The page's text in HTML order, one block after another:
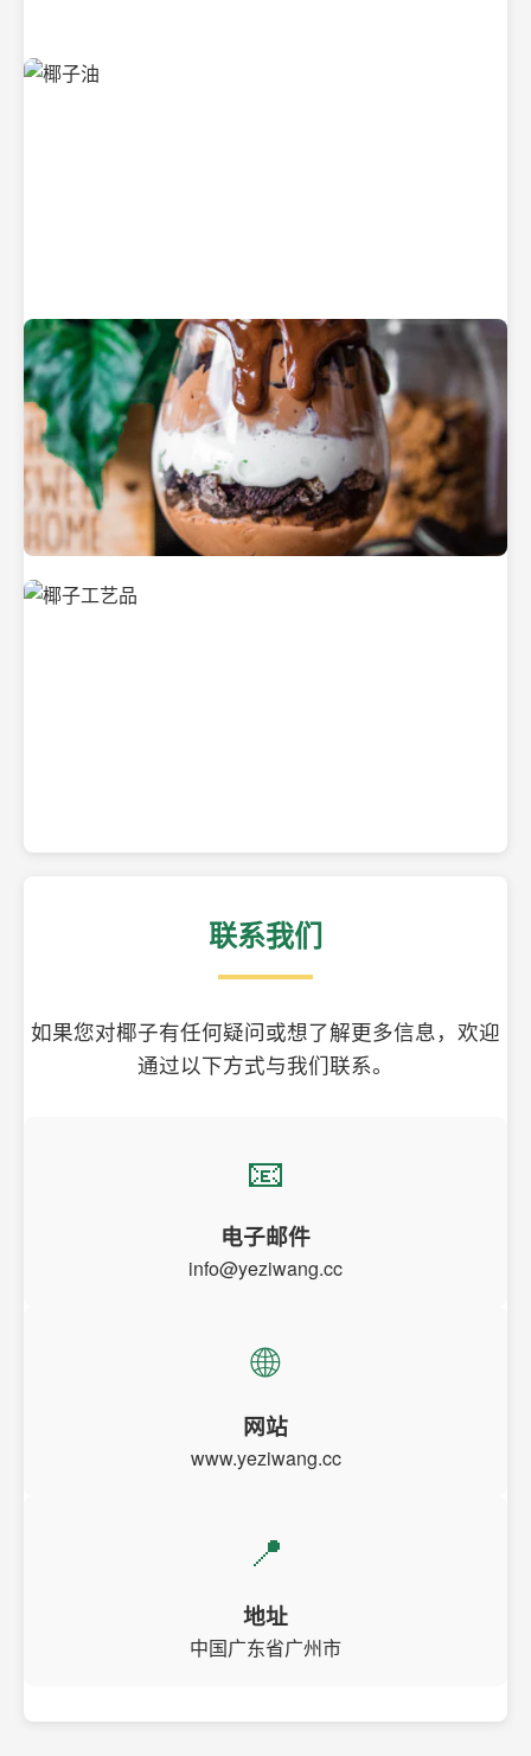
清凉解渴的椰子水
纯净的初榨椰子油
美味的椰子食品
联系我们
如果您对椰子有任何疑问或想了解更多信息，欢迎
通过以下方式与我们联系。
📧
电子邮件
info@yeziwang.cc
🌐
网站
www.yeziwang.cc
📍
地址
中国广东省广州市